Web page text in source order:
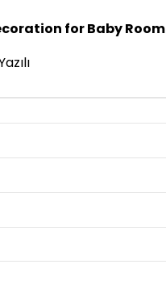
for Baby Room